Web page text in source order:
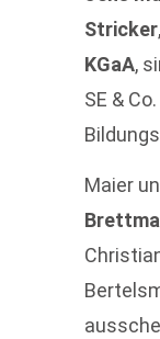
Stricker
KGaA,
SE &
Maier